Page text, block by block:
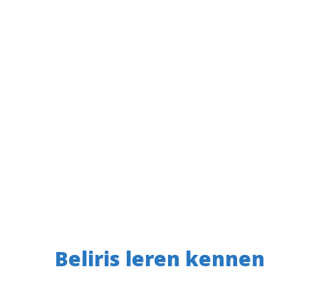
Beliris leren kennen